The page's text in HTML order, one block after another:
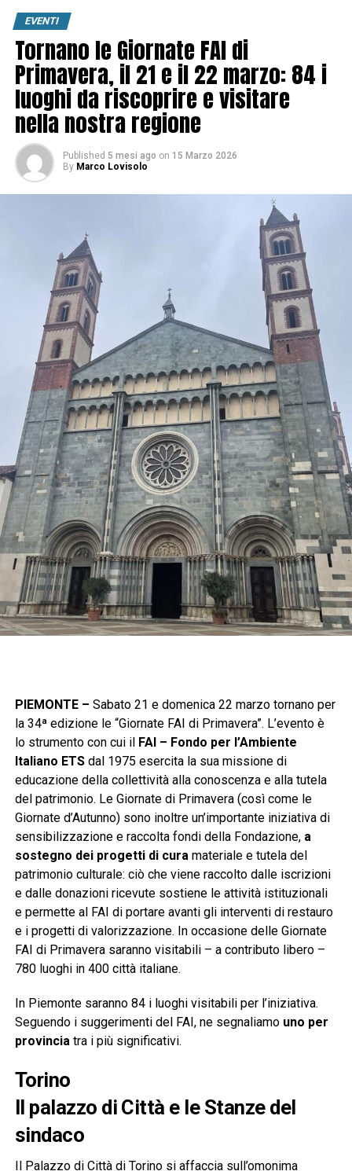
EVENTI
Tornano le Giornate FAI di
Primavera, il 21 e il 22 marzo: 84 i
luoghi da riscoprire e visitare
nella nostra regione
Published 5 mesi ago on 15 Marzo 2026
By Marco Lovisolo
PIEMONTE – Sabato 21 e domenica 22 marzo tornano per
la 34ª edizione le “Giornate FAI di Primavera”. L’evento è
lo strumento con cui il FAI – Fondo per l’Ambiente
Italiano ETSdal 1975 esercita la sua missione di
educazione della collettività alla conoscenza e alla tutela
del patrimonio. Le Giornate di Primavera (così come le
Giornate d’Autunno) sono inoltre un’importante iniziativa di
sensibilizzazione e raccolta fondi della Fondazione, a
sostegno dei progetti di cura materiale e tutela del
patrimonio culturale: ciò che viene raccolto dalle iscrizioni
e dalle donazioni ricevute sostiene le attività istituzionali
e permette al FAI di portare avanti gli interventi di restauro
e i progetti di valorizzazione. In occasione delle Giornate
FAI di Primavera saranno visitabili – a contributo libero –
780 luoghi in 400 città italiane.
In Piemonte saranno 84 i luoghi visitabili per l’iniziativa.
Seguendo i suggerimenti del FAI, ne segnaliamo uno per
provincia tra i più significativi.
Torino
Il palazzo di Città e le Stanze del
sindaco
Il Palazzo di Città di Torino si affaccia sull’omonima